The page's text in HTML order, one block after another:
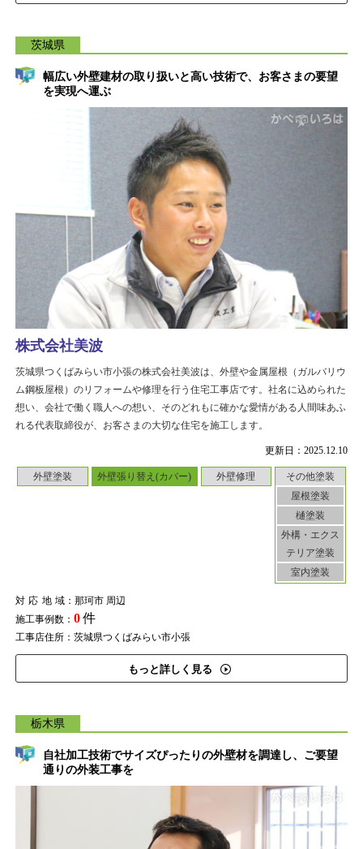
茨城県
幅広い外壁建材の取り扱いと高い技術で、お客さまの要望
を実現へ運ぶ
更新日：2025.12.10
外壁塗装 外壁張り替え(カバー) 外壁修理
その他塗装
屋根塗装
樋塗装
外構・エクス
テリア塗装
室内塗装
対応地域：那珂市 周辺
施工事例数： 0件
工事店住所：茨城県つくばみらい市小張
もっと詳しく見る
株式会社美波
茨城県つくばみらい市小張の株式会社美波は、外壁や金属屋根（ガルバリウ
ム鋼板屋根）のリフォームや修理を行う住宅工事店です。社名に込められた
想い、会社で働く職人への想い、そのどれもに確かな愛情がある人間味あふ
れる代表取締役が、お客さまの大切な住宅を施工します。
栃木県
自社加工技術でサイズぴったりの外壁材を調達し、ご要望
通りの外装工事を